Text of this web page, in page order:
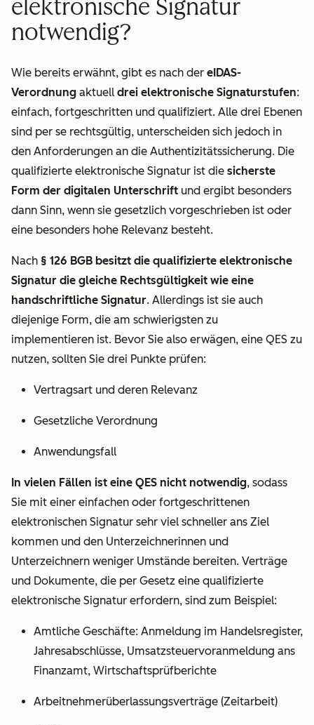
elektronische Signatur
notwendig?
Wie bereits erwähnt, gibt es nach der eIDAS-
Verordnung aktuell drei elektronische Signaturstufen:
einfach, fortgeschritten und qualifiziert. Alle drei Ebenen
sind per se rechtsgültig, unterscheiden sich jedoch in
den Anforderungen an die Authentizitätssicherung. Die
qualifizierte elektronische Signatur ist die sicherste
Form der digitalen Unterschrift und ergibt besonders
dann Sinn, wenn sie gesetzlich vorgeschrieben ist oder
eine besonders hohe Relevanz besteht.
Nach § 126 BGB besitzt die qualifizierte elektronische
Signatur die gleiche Rechtsgültigkeit wie eine
handschriftliche Signatur. Allerdings ist sie auch
diejenige Form, die am schwierigsten zu
implementieren ist. Bevor Sie also erwägen, eine QES zu
nutzen, sollten Sie drei Punkte prüfen:
Vertragsart und deren Relevanz
Gesetzliche Verordnung
Anwendungsfall
In vielen Fällen ist eine QES nicht notwendig, sodass
Sie mit einer einfachen oder fortgeschrittenen
elektronischen Signatur sehr viel schneller ans Ziel
kommen und den Unterzeichnerinnen und
Unterzeichnern weniger Umstände bereiten. Verträge
und Dokumente, die per Gesetz eine qualifizierte
elektronische Signatur erfordern, sind zum Beispiel:
Amtliche Geschäfte: Anmeldung im Handelsregister,
Jahresabschlüsse, Umsatzsteuervoranmeldung ans
Finanzamt, Wirtschaftsprüfberichte
Arbeitnehmerüberlassungsverträge (Zeitarbeit)